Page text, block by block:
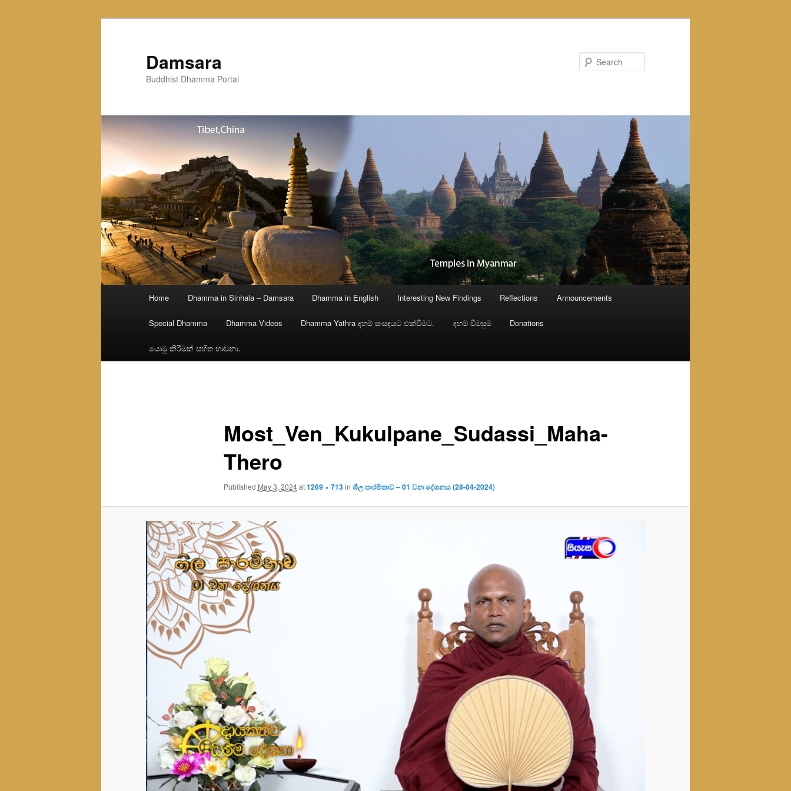
Damsara
Buddhist Dhamma Portal
Home Dhamma in Sinhala – Damsara Dhamma in English Interesting New Findings Reflections Announcements
Special Dhamma Dhamma Videos Dhamma Yathra දහම් සංසදයට එක්වීමට. දහම් විමසුම Donations
යොමු කිරීමක් සහිත භාවනා.
Most_Ven_Kukulpane_Sudassi_Maha-
Thero
Published May 3, 2024at1269 × 713in ශීල පාරමිතාව – 01 වන දේශනය (28-04-2024)